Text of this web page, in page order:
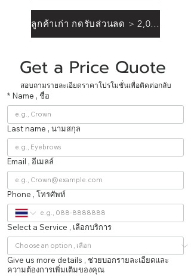
ลูกค้าเก่า กดรับส่วนลด > 2,000฿
สอบถามรายละเอียดราคาโปรโมชั่นเพื่อติดต่อกลับ
* Name , ชื่อ
Last name , นามสกุล
Email , อีเมลล์
Phone , โทรศัพท์
Select a Service , เลือกบริการ
Give us more details , ช่วยบอกรายละเอียดและ
ความต้องการเพิ่มเติมของคุณ